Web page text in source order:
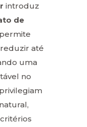
introduz
de
até
uma
no